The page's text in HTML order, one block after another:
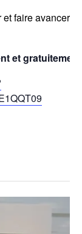
faire avancer
et